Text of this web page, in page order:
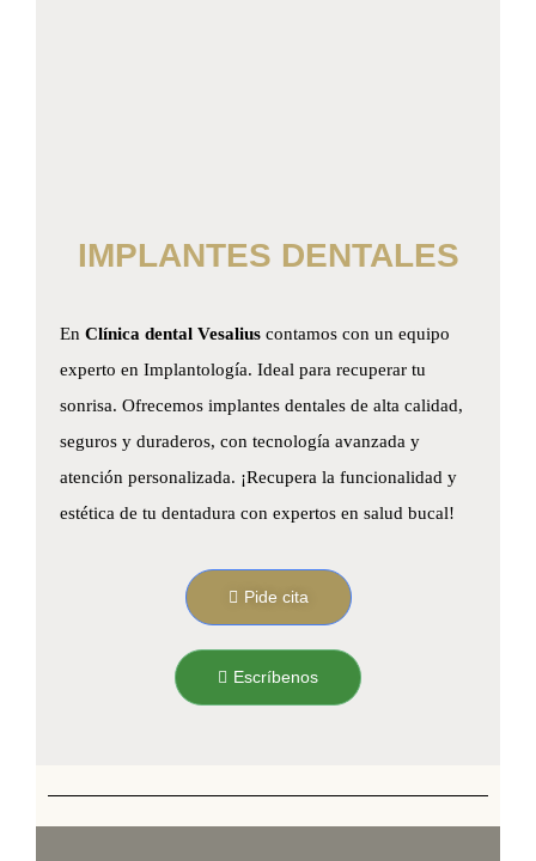
IMPLANTES DENTALES
En Clínica dental Vesalius contamos con un equipo
experto en Implantología. Ideal para recuperar tu
sonrisa. Ofrecemos implantes dentales de alta calidad,
seguros y duraderos, con tecnología avanzada y
atención personalizada. ¡Recupera la funcionalidad y
estética de tu dentadura con expertos en salud bucal!
Pide cita
Escríbenos